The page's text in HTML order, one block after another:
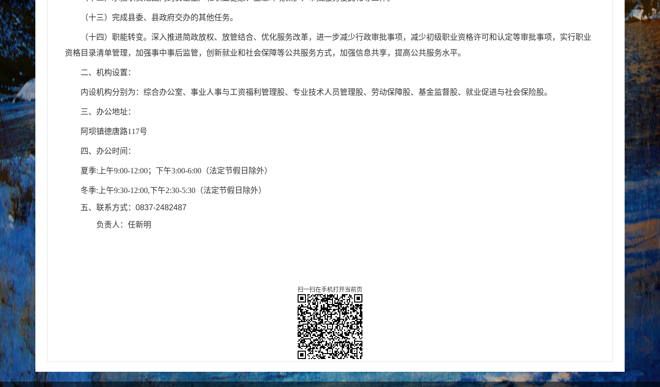
（十三）完成县委、县政府交办的其他任务。
（十四）职能转变。深入推进简政放权、放管结合、优化服务改革，进一步减少行政审批事项，减少初级职业资格许可和认定等审批事项，实行职业
资格目录清单管理，加强事中事后监管，创新就业和社会保障等公共服务方式，加强信息共享，提高公共服务水平。
二、 机构设置：
内设机构分别为：综合办公室、事业人事与工资福利管理股、专业技术人员管理股、劳动保障股、基金监督股、 就业促进与社会保险股。
三、办公地址：
阿坝镇德唐路117号
四、办公时间：
夏季: 上午9:00-12:00；下午3:00-6:00（法定节假日除外）
冬季: 上午9:30-12:00,下午2:30-5:30（法定节假日除外）
五、 联系方式： 0837-2482487
负责人 ：任新明
扫一扫在手机打开当前页